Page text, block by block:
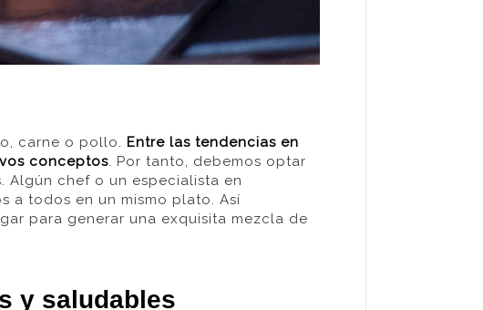
carne o pollo. Entre las tendencias en
conceptos . Por tanto, debemos optar
chef o un especialista en
a todos en un mismo plato. Así
para generar una exquisita mezcla de
y saludables